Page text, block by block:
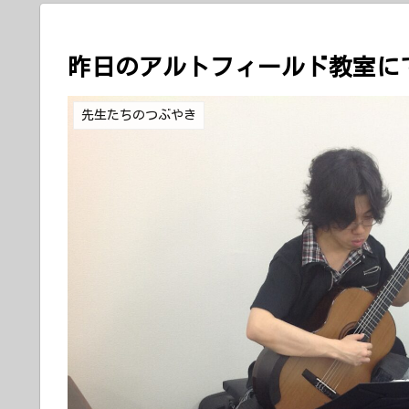
昨日のアルトフィールド教室に
先生たちのつぶやき